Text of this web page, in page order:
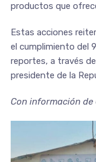
productos que
Estas acciones
el cumplimiento del
reportes, a través
presidente de la
Con información de